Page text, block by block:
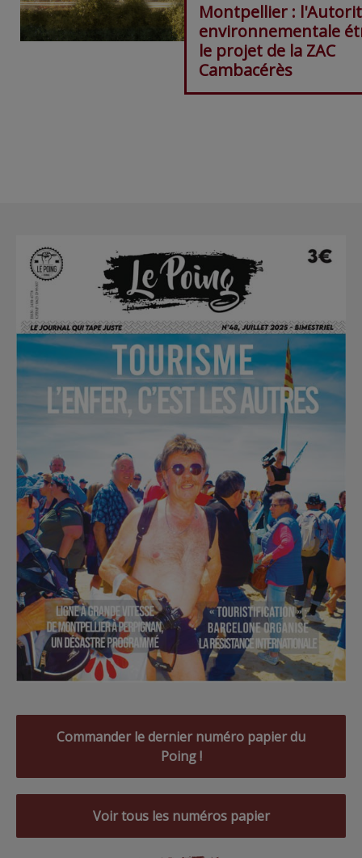
Montpellier :
environnementale
le projet de la ZAC
Cambacérès
Commander le dernier numéro papier du
Poing !
Voir tous les numéros papier